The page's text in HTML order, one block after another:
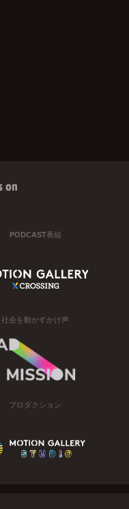
on
PODCAST番組
社会を動かすかけ声
プロダクション